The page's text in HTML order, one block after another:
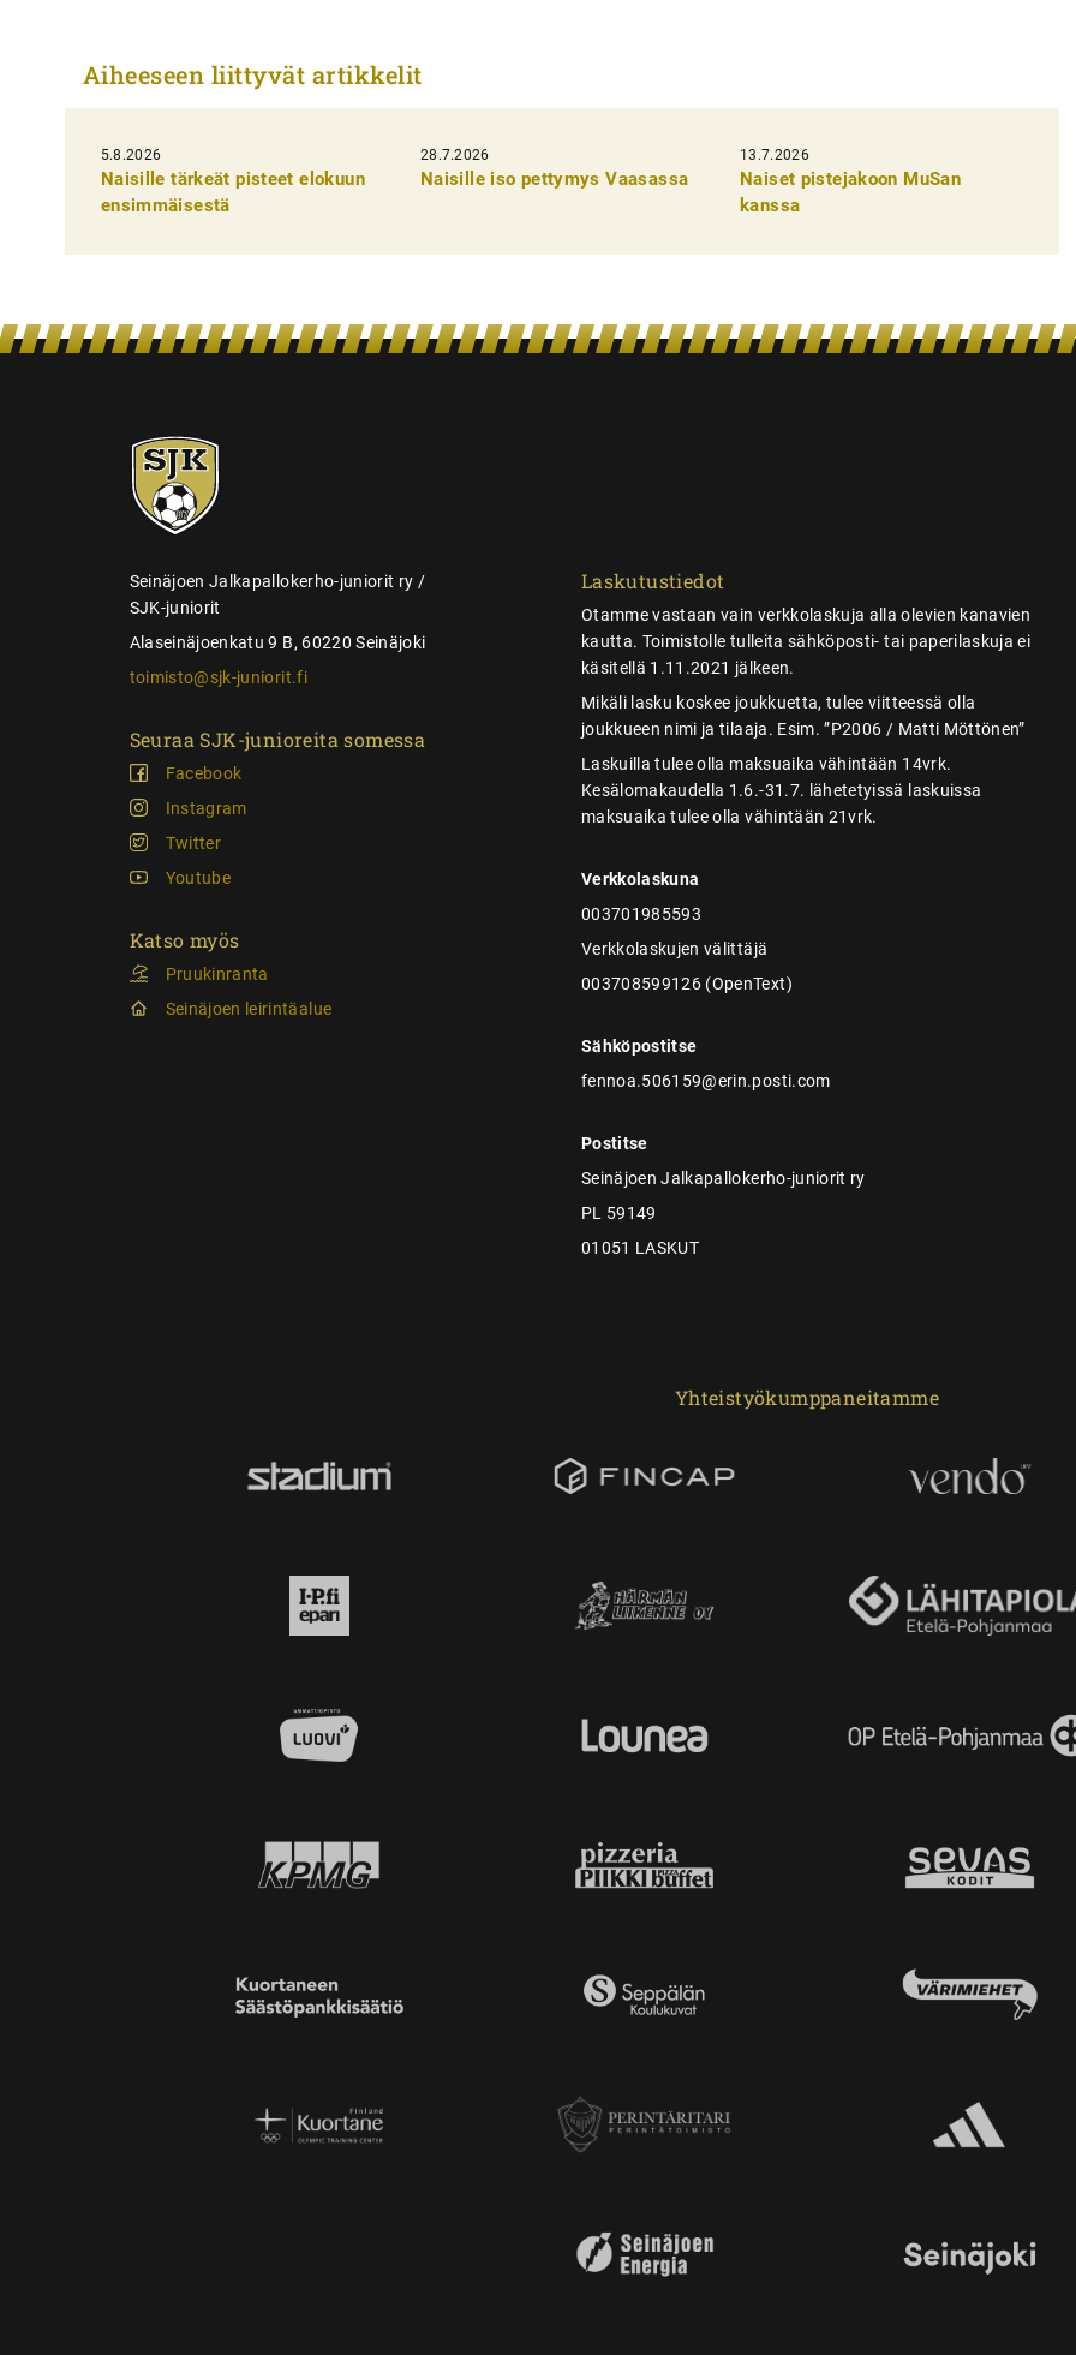
i
k
e
n
Aiheeseen liittyvät artikkelit
5.8.2026
Naisille tärkeät pisteet elokuun
ensimmäisestä
28.7.2026
Naisille iso pettymys Vaasassa
13.7.2026
Naiset pistejakoon MuSan
kanssa
SJK-
juniorit
Seinäjoen Jalkapallokerho-juniorit ry /
SJK-juniorit
Alaseinäjoenkatu 9 B, 60220 Seinäjoki
toimisto@sjk-juniorit.fi
Seuraa SJK-junioreita somessa
Facebook
Instagram
Twitter
Youtube
Katso myös
Pruukinranta
Seinäjoen leirintäalue
Laskutustiedot
Otamme vastaan vain verkkolaskuja alla olevien kanavien
kautta. Toimistolle tulleita sähköposti- tai paperilaskuja ei
käsitellä 1.11.2021 jälkeen.
Mikäli lasku koskee joukkuetta, tulee viitteessä olla
joukkueen nimi ja tilaaja. Esim. ”P2006 / Matti Möttönen”
Laskuilla tulee olla maksuaika vähintään 14vrk.
Kesälomakaudella 1.6.-31.7. lähetetyissä laskuissa
maksuaika tulee olla vähintään 21vrk.
Verkkolaskuna
003701985593
Verkkolaskujen välittäjä
003708599126 (OpenText)
Sähköpostitse
fennoa.506159@erin.posti.com
Postitse
Seinäjoen Jalkapallokerho-juniorit ry
PL 59149
01051 LASKUT
Yhteistyökumppaneitamme